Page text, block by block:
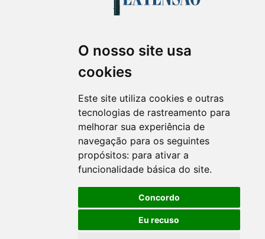
O nosso site usa
cookies
Este site utiliza cookies e outras
tecnologias de rastreamento para
melhorar sua experiência de
navegação para os seguintes
propósitos: para ativar a
funcionalidade básica do site.
Concordo
Eu recuso
Revista Extensão em Foco
ISSN 2358-7180 (on-line)